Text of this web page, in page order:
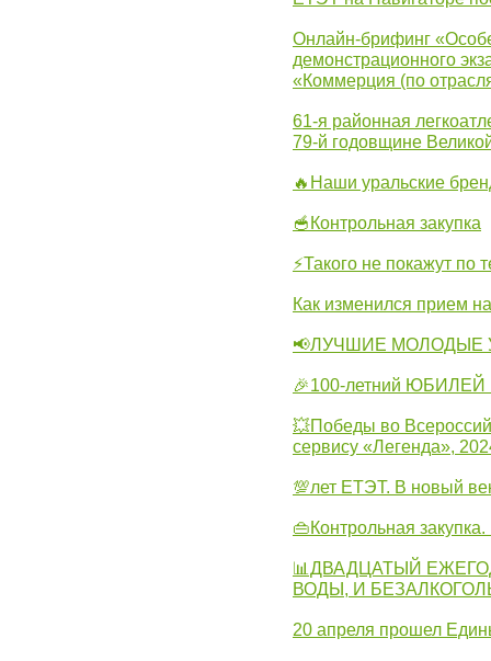
Онлайн-брифинг
демонстрационного
«Коммерция (по
61-я районная
79-й годовщине
🔥Наши уральские
🥣Контрольная закупка
⚡Такого не покажут по
Как изменился прием
📢ЛУЧШИЕ МОЛОДЫЕ
🎉100-летний ЮБИЛЕЙ
💥Победы во
сервису «Легенда»,
💯лет ЕТЭТ. В новый
👜Контрольная
📊ДВАДЦАТЫЙ
ВОДЫ, И
20 апреля прошел